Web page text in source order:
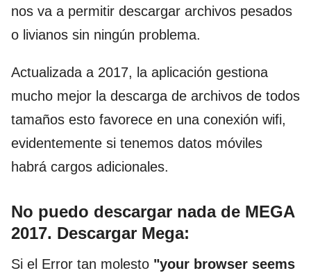
nos va a permitir descargar archivos pesados
o livianos sin ningún problema.
Actualizada a 2017, la aplicación gestiona
mucho mejor la descarga de archivos de todos
tamaños esto favorece en una conexión wifi,
evidentemente si tenemos datos móviles
habrá cargos adicionales.
No puedo descargar nada de MEGA
2017. Descargar Mega:
Si el Error tan molesto "your browser seems